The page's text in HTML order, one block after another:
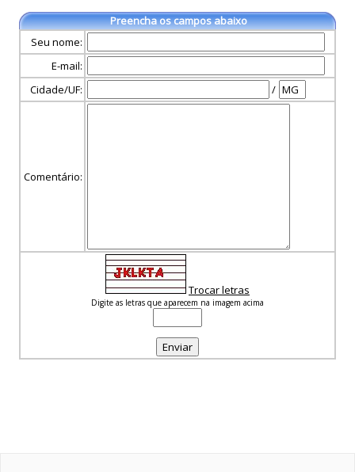
Preencha os campos abaixo
Seu nome:
E-mail:
Cidade/UF:
/
Comentário:
Trocar letras
Digite as letras que aparecem na imagem acima